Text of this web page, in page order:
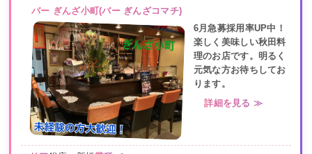
バー ぎんざ小町(バー ぎんざコマチ)
6月急募採用率UP中！
楽しく美味しい秋田料
理のお店です。明るく
元気な方お待ちしてお
ります。
詳細を見る ≫